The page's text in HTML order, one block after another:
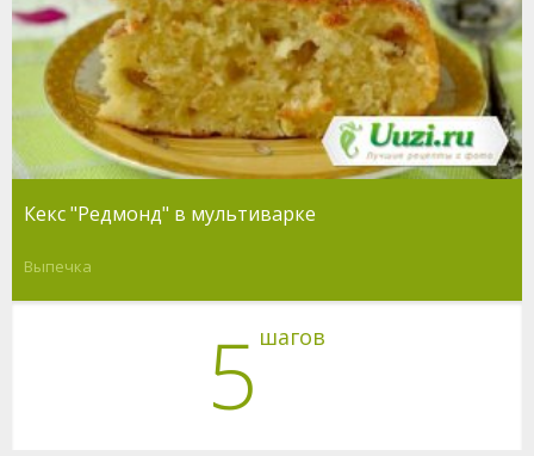
Кекс "Редмонд" в мультиварке
Выпечка
5 шагов